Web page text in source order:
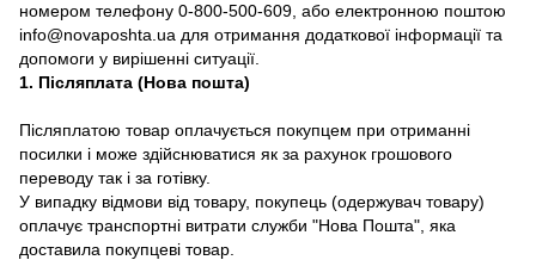
номером телефону 0-800-500-609, або електронною поштою
info@novaposhta.ua для отримання додаткової інформації та
допомоги у вирішенні ситуації.
1. Післяплата (Нова пошта)
Післяплатою товар оплачується покупцем при отриманні
посилки і може здійснюватися як за рахунок грошового
переводу так і за готівку.
У випадку відмови від товару, покупець (одержувач товару)
оплачує транспортні витрати служби "Нова Пошта", яка
доставила покупцеві товар.